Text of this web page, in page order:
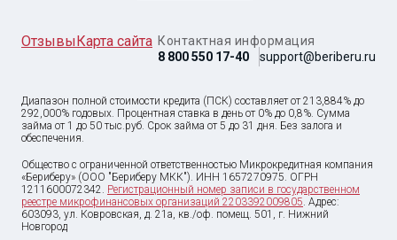
ОтзывыКарта сайта Контактная информация
8 800 550 17-40
support@beriberu.ru
Диапазон полной стоимости кредита (ПСК) составляет от 213,884% до
292,000% годовых. Процентная ставка в день от 0% до 0,8%. Сумма
займа от1 до 50 тыс.руб. Срок займа от 5 до 31 дня. Без залога и
обеспечения.
Общество с ограниченной ответственностью Микрокредитная компания
«Бериберу» (ООО "Бериберу МКК"). ИНН 1657270975. ОГРН
1211600072342. Регистрационный номер записи в государственном
реестре микрофинансовых организаций 2203392009805. Адрес:
603093, ул. Ковровская, д. 21а, кв./оф. помещ. 501, г. Нижний
Новгород